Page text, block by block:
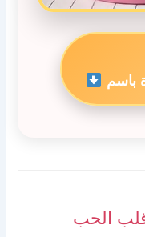
باسم
الحب